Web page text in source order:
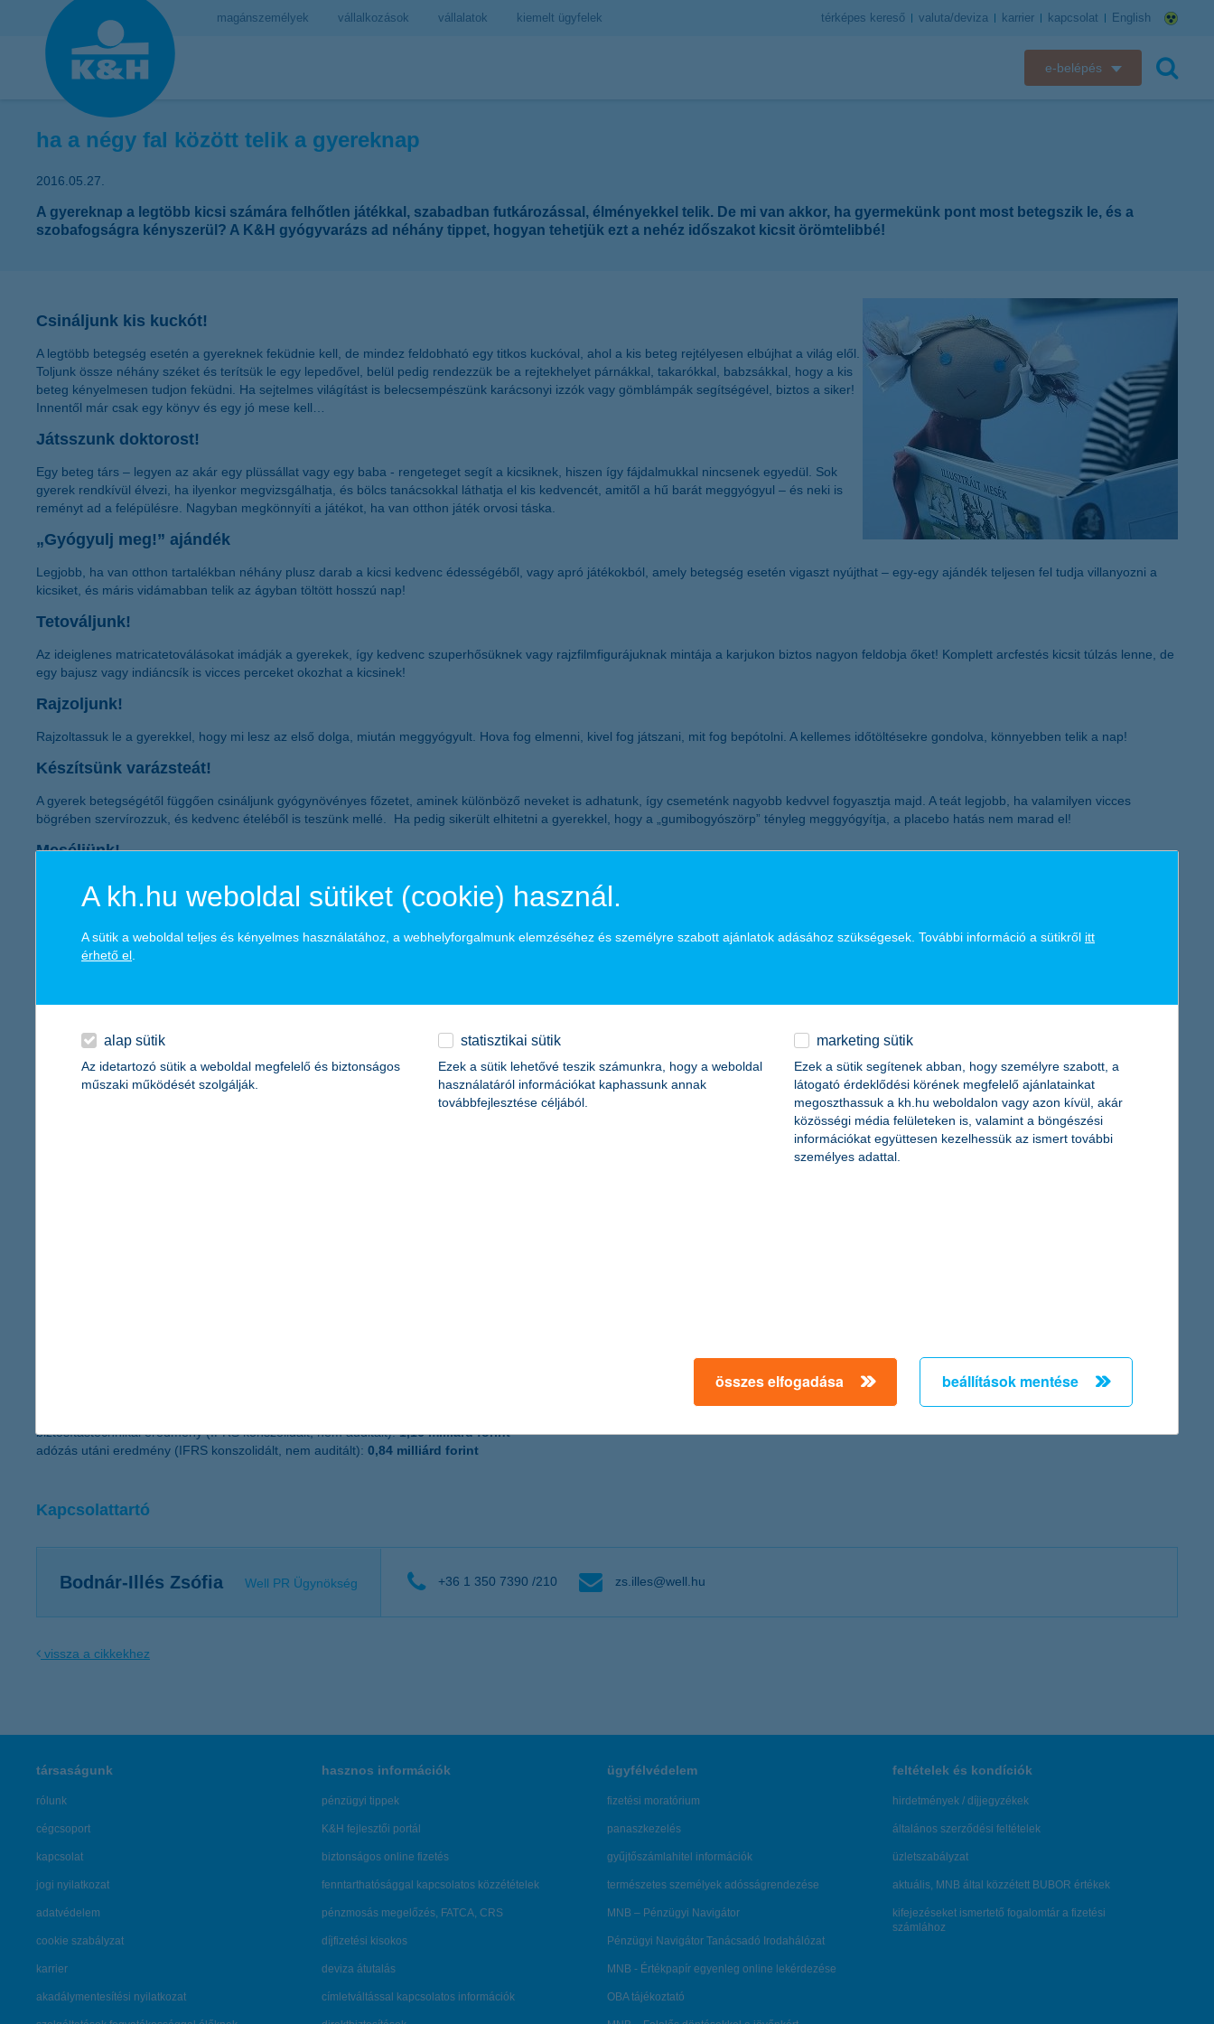
magánszemélyek vállalkozások vállalatok kiemelt ügyfelek térképes kereső valuta/deviza karrier kapcsolat English
e-belépés
K&H e-kártyafelület
K&H token megújítás
ha a négy fal között telik a gyereknap
2016.05.27.
A gyereknap a legtöbb kicsi számára felhőtlen játékkal, szabadban futkározással, élményekkel telik. De mi van akkor, ha gyermekünk pont most betegszik le, és a
szobafogságra kényszerül? A K&H gyógyvarázs ad néhány tippet, hogyan tehetjük ezt a nehéz időszakot kicsit örömtelibbé!
Csináljunk kis kuckót!
A legtöbb betegség esetén a gyereknek feküdnie kell, de mindez feldobható egy titkos kuckóval, ahol a kis beteg rejtélyesen elbújhat a világ elől.
Toljunk össze néhány széket és terítsük le egy lepedővel, belül pedig rendezzük be a rejtekhelyet párnákkal, takarókkal, babzsákkal, hogy a kis
beteg kényelmesen tudjon feküdni. Ha sejtelmes világítást is belecsempészünk karácsonyi izzók vagy gömblámpák segítségével, biztos a siker!
Innentől már csak egy könyv és egy jó mese kell…
Játsszunk doktorost!
Egy beteg társ – legyen az akár egy plüssállat vagy egy baba - rengeteget segít a kicsiknek, hiszen így fájdalmukkal nincsenek egyedül. Sok
gyerek rendkívül élvezi, ha ilyenkor megvizsgálhatja, és bölcs tanácsokkal láthatja el kis kedvencét, amitől a hű barát meggyógyul – és neki is
reményt ad a felépülésre. Nagyban megkönnyíti a játékot, ha van otthon játék orvosi táska.
„Gyógyulj meg!” ajándék
Legjobb, ha van otthon tartalékban néhány plusz darab a kicsi kedvenc édességéből, vagy apró játékokból, amely betegség esetén vigaszt nyújthat – egy-egy ajándék teljesen fel tudja villanyozni a
kicsiket, és máris vidámabban telik az ágyban töltött hosszú nap!
Tetováljunk!
Az ideiglenes matricatetoválásokat imádják a gyerekek, így kedvenc szuperhősüknek vagy rajzfilmfigurájuknak mintája a karjukon biztos nagyon feldobja őket! Komplett arcfestés kicsit túlzás lenne, de
egy bajusz vagy indiáncsík is vicces perceket okozhat a kicsinek!
Rajzoljunk!
Rajzoltassuk le a gyerekkel, hogy mi lesz az első dolga, miután meggyógyult. Hova fog elmenni, kivel fog játszani, mit fog bepótolni. A kellemes időtöltésekre gondolva, könnyebben telik a nap!
Készítsünk varázsteát!
A gyerek betegségétől függően csináljunk gyógynövényes főzetet, aminek különböző neveket is adhatunk, így csemeténk nagyobb kedvvel fogyasztja majd. A teát legjobb, ha valamilyen vicces
bögrében szervírozzuk, és kedvenc ételéből is teszünk mellé. Ha pedig sikerült elhitetni a gyerekkel, hogy a „gumibogyószörp” tényleg meggyógyítja, a placebo hatás nem marad el!
Meséljünk!
A kis betegeknek a legtöbbet szüleik odafigyelése és szeretete, gondoskodása jelenti, ezért foglalkozzunk gyermekünkkel, amennyit csak lehet! Vegyük
kezünkbe a kicsi kedvenc könyvét és meséljük el legkedvesebb történetét – ahányszor csak kéri! A mese az egyik legjobb gyógyír, hiszen a történetek
A K&H Csoport
Az ország egyik vezető pénzintézeteként – országosan több mint 4000 munkatársával – a K&H célja, hogy ügyfelei igényeit minden időben magas szinten elégítse ki, és a lehető legteljesebb
termékpalettát nyújtsa számukra. A K&H országszerte 210 lakossági fiókot működtet, és mintegy 1 millió lakossági, kkv és vállalati ügyfelének kínál pénzügyi szolgáltatásokat. A magyar gazdaság
működését több mint 1600 milliárd forintnyi kihelyezett hitel- és hiteljellegű állománnyal segíti háztartások, kisvállalkozások, vállalatok és önkormányzatok finanszírozásán keresztül. A K&H 2016.
március 31-én a Magyar Állam által kibocsátott instrumentumok 880 milliárd forintos állományával rendelkezett. A cégcsoport teljes tevékenysége hozzávetőlegesen 4000 magyar beszállítónak és
mintegy 700 banki és biztosítási ügynöknek biztosít megrendeléseket és folyamatos tevékenységet. A Bankcsoport 2015-ben 55 milliárd forint, az elmúlt 5 évben összesen 239 milliárd forint adó és
biztosítástechnikai eredmény (IFRS konszolidált, nem auditált):1,16 milliárd forint
adózás utáni eredmény (IFRS konszolidált, nem auditált): 0,84 milliárd forint
Kapcsolattartó
Bodnár-Illés Zsófia Well PR Ügynökség +36 1 350 7390 /210 zs.illes@well.hu
vissza a cikkekhez
társaságunk
rólunk
cégcsoport
kapcsolat
jogi nyilatkozat
adatvédelem
cookie szabályzat
karrier
akadálymentesítési nyilatkozat
hasznos információk
pénzügyi tippek
K&H fejlesztői portál
biztonságos online fizetés
fenntarthatósággal kapcsolatos közzétételek
pénzmosás megelőzés, FATCA, CRS
díjfizetési kisokos
deviza átutalás
címletváltással kapcsolatos információk
ügyfélvédelem
fizetési moratórium
panaszkezelés
gyűjtőszámlahitel információk
természetes személyek adósságrendezése
MNB – Pénzügyi Navigátor
Pénzügyi Navigátor Tanácsadó Irodahálózat
MNB - Értékpapír egyenleg online lekérdezése
OBA tájékoztató
feltételek és kondíciók
hirdetmények / díjjegyzékek
általános szerződési feltételek
üzletszabályzat
aktuális, MNB által közzétett BUBOR értékek
kifejezéseket ismertető fogalomtár a fizetési
számlához
A kh.hu weboldal sütiket (cookie) használ.
A sütik a weboldal teljes és kényelmes használatához, a webhelyforgalmunk elemzéséhez és személyre szabott ajánlatok adásához szükségesek. További információ a sütikről itt
érhető el
alap sütik
Az idetartozó sütik a weboldal megfelelő és biztonságos
műszaki működését szolgálják.
statisztikai sütik
Ezek a sütik lehetővé teszik számunkra, hogy a weboldal
használatáról információkat kaphassunk annak
továbbfejlesztése céljából.
marketing sütik
Ezek a sütik segítenek abban, hogy személyre szabott, a
látogató érdeklődési körének megfelelő ajánlatainkat
megoszthassuk a kh.hu weboldalon vagy azon kívül, akár
közösségi média felületeken is, valamint a böngészési
információkat együttesen kezelhessük az ismert további
személyes adattal.
összes elfogadása beállítások mentése